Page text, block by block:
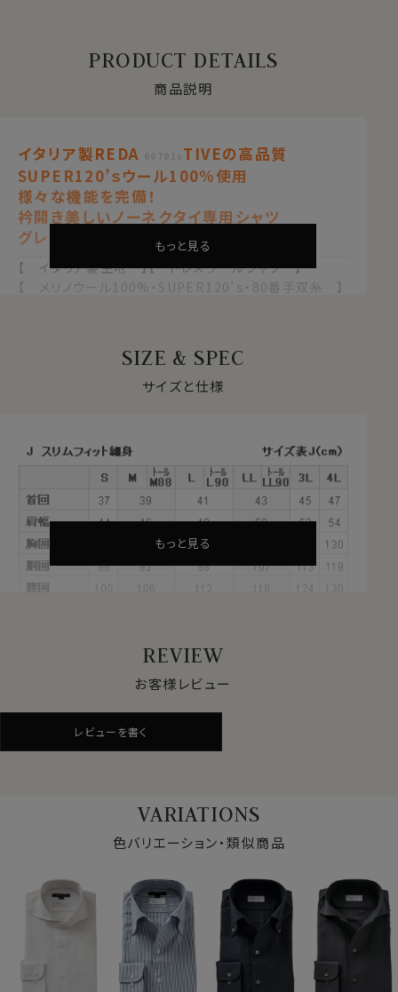
PRODUCT DETAILS
商品説明
イタリア製REDA
TIVEの高品質
SUPER120’ｓウール100%使用
様々な機能を完備！
衿開き美しいノーネクタイ専用シャツ
グレー
【 イタリア製生地 】【 ドレスウールシャツ 】
【 メリノウール100%・SUPER120’ｓ・80番手双糸 】
【 ボタンダウン 】
【 ポケット無し 】【 長袖 】
イタリアの老舗生地メーカー＝REDA（レダ）社の天然繊
維＝ウール100％生地使用。
REDAは、1865年に毛織物が有名なイタリア北部ビエラ
地区で創業した老舗梳毛生地メーカーです。
老舗でありながら最新機器を導入することによる生産の
効率化・オートメーション化を進め、高品質ながらコスト
パフォーマンスに優れた生地を開発・生産し続けている
革新的な生地メーカーです。
生産したいと開発に至りました
●使用生地～REDA
TIVE（レダ アクティブ）
REDAのウール生地の中のコレクションの一つ～REDA
TIVE TOROPICALというシャツ用に開発された、
60701sTIVE TOROPICALをドレスシャツ
に使うことでたくさんのメリットがあることがozieでシャ
ツをご購入いただいている皆様と非常に親和性が高いと
もっと見る
SIZE & SPEC
サイズと仕様
もっと見る
REVIEW
お客様レビュー
レビューを書く
VARIATIONS
色バリエーション・類似商品